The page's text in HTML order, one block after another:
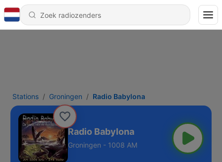
Stations Groningen Radio Babylona
Radio Babylona
Groningen - 1008 AM